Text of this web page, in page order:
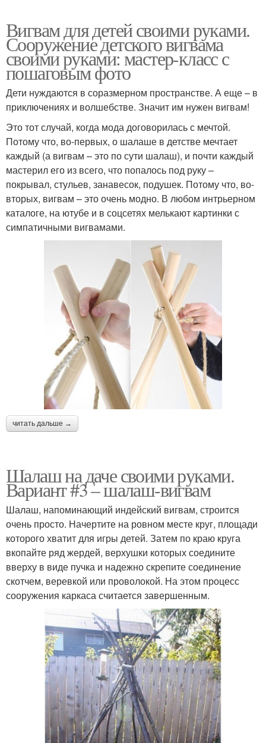
Вигвам для детей своими руками.
Сооружение детского вигвама
своими руками: мастер-класс с
пошаговым фото
Дети нуждаются в соразмерном пространстве. А еще – в
приключениях и волшебстве. Значит им нужен вигвам!
Это тот случай, когда мода договорилась с мечтой.
Потому что, во-первых, о шалаше в детстве мечтает
каждый (а вигвам – это по сути шалаш), и почти каждый
мастерил его из всего, что попалось под руку –
покрывал, стульев, занавесок, подушек. Потому что, во-
вторых, вигвам – это очень модно. В любом интрьерном
каталоге, на ютубе и в соцсетях мелькают картинки с
симпатичными вигвамами.
читать дальше →
Шалаш на даче своими руками.
Вариант #3 – шалаш-вигвам
Шалаш, напоминающий индейский вигвам, строится
очень просто. Начертите на ровном месте круг, площади
которого хватит для игры детей. Затем по краю круга
вкопайте ряд жердей, верхушки которых соедините
вверху в виде пучка и надежно скрепите соединение
скотчем, веревкой или проволокой. На этом процесс
сооружения каркаса считается завершенным.